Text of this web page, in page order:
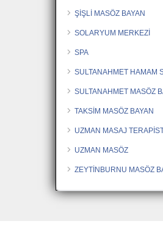
ŞİŞLİ MASÖZ BAYAN
SOLARYUM MERKEZİ
SPA
SULTANAHMET HAMAM
SULTANAHMET MASÖZ
TAKSİM MASÖZ BAYAN
UZMAN MASAJ
UZMAN MASÖZ
ZEYTİNBURNU MASÖZ